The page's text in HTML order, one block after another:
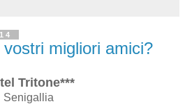
migliori amici?
Tritone***
Senigallia